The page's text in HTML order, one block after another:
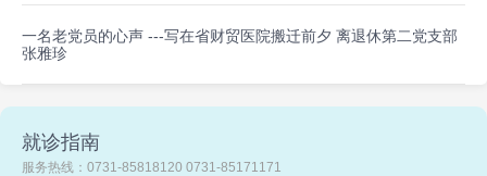
一名老党员的心声 ---写在省财贸医院搬迁前夕 离退休第二党支部
张雅珍
就诊指南
服务热线：0731-85818120 0731-85171171